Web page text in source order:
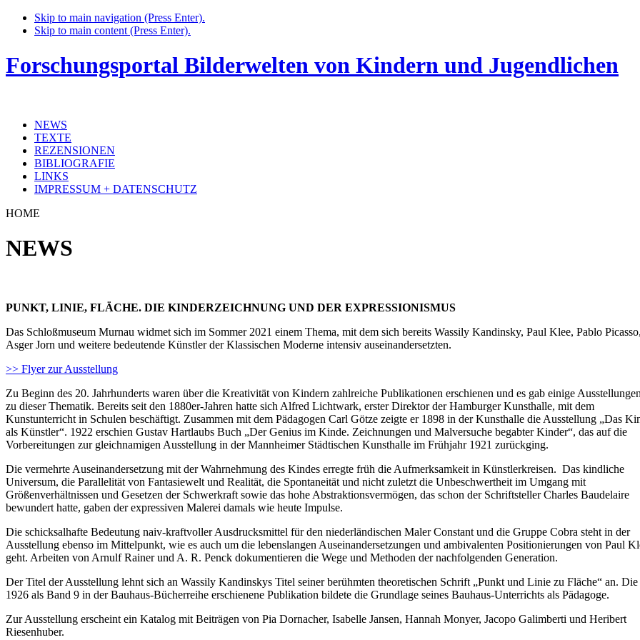
Skip to main navigation (Press Enter).
Skip to main content (Press Enter).
Forschungsportal Bilderwelten von Kindern und Jugendlichen
NEWS
TEXTE
REZENSIONEN
BIBLIOGRAFIE
LINKS
IMPRESSUM + DATENSCHUTZ
HOME
NEWS
PUNKT, LINIE, FLÄCHE. DIE KINDERZEICHNUNG UND DER EXPRESSIONISMUS
Das Schloßmuseum Murnau widmet sich im Sommer 2021 einem Thema, mit dem sich bereits Wassily Kandinsky, Paul Klee, Pablo Picasso,
Asger Jorn und weitere bedeutende Künstler der Klassischen Moderne intensiv auseinandersetzten.
>> Flyer zur Ausstellung
Zu Beginn des 20. Jahrhunderts waren über die Kreativität von Kindern zahlreiche Publikationen erschienen und es gab einige Ausstellungen
zu dieser Thematik. Bereits seit den 1880er-Jahren hatte sich Alfred Lichtwark, erster Direktor der Hamburger Kunsthalle, mit dem
Kunstunterricht in Schulen beschäftigt. Zusammen mit dem Pädagogen Carl Götze zeigte er 1898 in der Kunsthalle die Ausstellung „Das
als Künstler“. 1922 erschien Gustav Hartlaubs Buch „Der Genius im Kinde. Zeichnungen und Malversuche begabter Kinder“, das auf die
Vorbereitungen zur gleichnamigen Ausstellung in der Mannheimer Städtischen Kunsthalle im Frühjahr 1921 zurückging.
Die vermehrte Auseinandersetzung mit der Wahrnehmung des Kindes erregte früh die Aufmerksamkeit in Künstlerkreisen. Das kindliche
Universum, die Parallelität von Fantasiewelt und Realität, die Spontaneität und nicht zuletzt die Unbeschwertheit im Umgang mit
Größenverhältnissen und Gesetzen der Schwerkraft sowie das hohe Abstraktionsvermögen, das schon der Schriftsteller Charles Baudelaire
bewundert hatte, gaben der expressiven Malerei damals wie heute Impulse.
Die schicksalhafte Bedeutung naiv-kraftvoller Ausdrucksmittel für den niederländischen Maler Constant und die Gruppe Cobra steht in der
Ausstellung ebenso im Mittelpunkt, wie es auch um die lebenslangen Auseinandersetzungen und ambivalenten Positionierungen von Paul
geht. Arbeiten von Arnulf Rainer und A. R. Penck dokumentieren die Wege und Methoden der nachfolgenden Generation.
Der Titel der Ausstellung lehnt sich an Wassily Kandinskys Titel seiner berühmten theoretischen Schrift „Punkt und Linie zu Fläche“ an. Die
1926 als Band 9 in der Bauhaus-Bücherreihe erschienene Publikation bildete die Grundlage seines Bauhaus-Unterrichts als Pädagoge.
Zur Ausstellung erscheint ein Katalog mit Beiträgen von Pia Dornacher, Isabelle Jansen, Hannah Monyer, Jacopo Galimberti und Heribert
Riesenhuber.